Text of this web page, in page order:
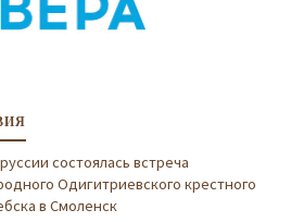
состоялась встреча
Одигитриевского крестного
в Смоленск